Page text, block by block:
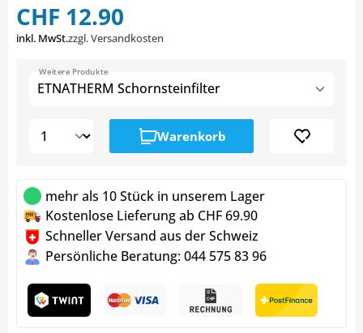
CHF 12.90
inkl. MwSt.zzgl. Versandkosten
ETNATHERM Schornsteinfilter
Weitere Produkte
Warenkorb
mehr als 10 Stück in unserem Lager
Kostenlose Lieferung ab CHF 69.90
Schneller Versand aus der Schweiz
Persönliche Beratung: 044 575 83 96